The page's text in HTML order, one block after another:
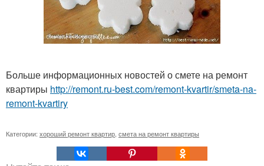
Больше информационных новостей о смете на ремонт
квартиры http://remont.ru-best.com/remont-kvartir/smeta-na-
remont-kvartiry
Категории: хороший ремонт квартир смета на ремонт квартиры